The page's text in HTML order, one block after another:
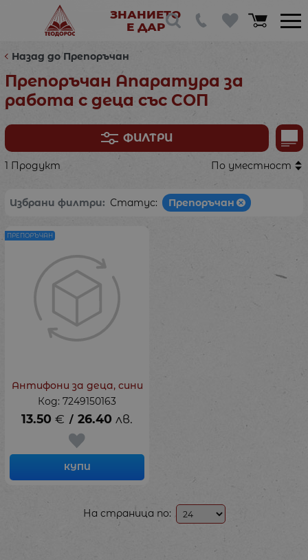
ЗНАНИЕТО
Е ДАР
Назад до Препоръчан
Препоръчан Апаратура за
работа с деца със СОП
ФИЛТРИ
1 Продукт По уместност
Избрани филтри: Статус: Препоръчан
Антифони за деца, сини
Код: 7249150163
13.50 € / 26.40 лв.
КУПИ
ПРЕПОРЪЧАН
На страница по: